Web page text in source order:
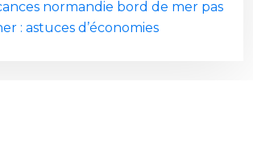
normandie bord de mer pas
: astuces d’économies